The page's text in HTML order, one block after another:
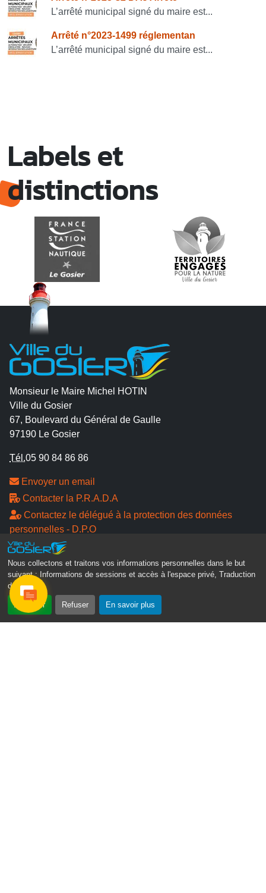
Nous collectons et traitons vos informations personnelles dans le but
suivant :
Informations de sessions et accès à l'espace privé, Traduction
des pages .
Accepter Refuser En savoir plus
L’arrêté municipal signé du maire est...
Arrêté n°2023-1499 réglementan
L’arrêté municipal signé du maire est...
Labels et
distinctions
Monsieur le Maire Michel HOTIN
Ville du Gosier
67, Boulevard du Général de Gaulle
97190 Le Gosier
Tél.05 90 84 86 86
Envoyer un email
Contacter la P.R.A.D.A
Contactez le délégué à la protection des données
personnelles - D.P.O
Suivez-nous